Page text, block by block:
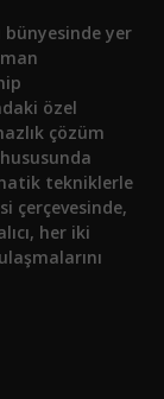
yer
özel
çözüm
tekniklerle
çerçevesinde,
her iki